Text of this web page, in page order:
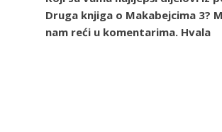
Druga knjiga o Makabejcima 3?
nam reći u komentarima. Hvala